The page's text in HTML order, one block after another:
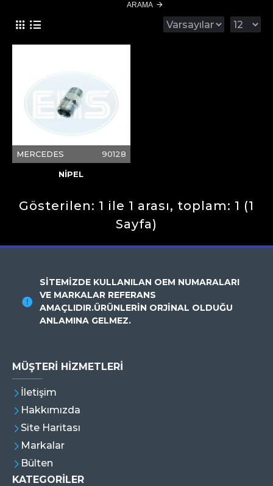
ARAMA
MERCEDES 90128
NİPEL
Gösterilen: 1 ile 1 arası, toplam: 1 (1
Sayfa)
SİTEMİZDE KULLANILAN OEM NUMARALARI
VE MARKALAR REFERANS
AMAÇLIDIR.ÜRÜNLERİN ORJİNAL OLDUĞU
ANLAMINA GELMEZ.
MÜŞTERI HIZMETLERI
İletişim
Hakkımızda
Site Haritası
Markalar
Bülten
KATEGORİLER